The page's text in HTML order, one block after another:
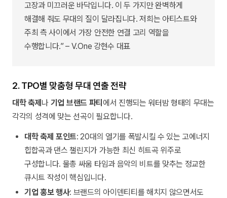
고장과 미끄러운 바닥입니다. 이 두 가지만 완벽하게
해결해 줘도 무대의 질이 달라집니다. 저희는 아티스트와
주최 측 사이에서 가장 안전한 연결 고리 역할을
수행합니다.” – V.One 강현수 대표
2. TPO별 맞춤형 무대 연출 전략
대학 축제 나 기업 브랜드 파티 에서 진행되는 워터밤 형태의 무대는
각각의 성격에 맞는 선곡이 필요합니다.
대학 축제 포인트: 20대의 열기를 폭발시킬 수 있는 고에너지
힙합곡과 댄스 챌린지가 가능한 최신 히트곡 위주로
구성합니다. 물총 싸움 타임과 음악의 비트를 맞추는 정교한
큐시트 작성이 핵심입니다.
기업 홍보 행사: 브랜드의 아이덴티티를 해치지 않으면서도